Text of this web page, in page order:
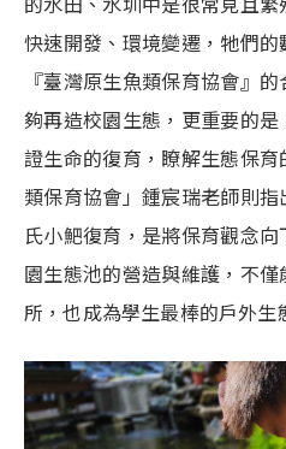
的水田、水圳中是很常見且
快速開發、環境變遷，牠們
『臺灣原生魚類保育協會』
夠再造校園生態，更重要的
證生命的復育，瞭解生態保
類保育協會」鍾宸瑞老師則
氏小䰾復育，是將保育觀念
園生態池的營造與維護，不
所，也成為學生最棒的戶外生